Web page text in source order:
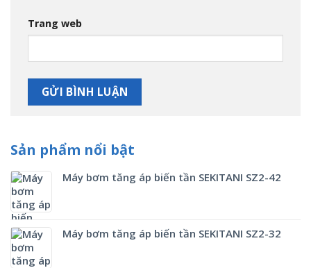
Trang web
Sản phẩm nổi bật
Máy bơm tăng áp biến tần SEKITANI SZ2-42
Máy bơm tăng áp biến tần SEKITANI SZ2-32